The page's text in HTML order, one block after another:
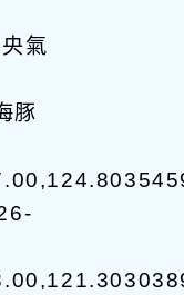
氣
豚